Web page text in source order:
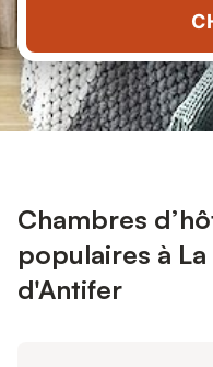
Chambres
populaires à
d'Antifer